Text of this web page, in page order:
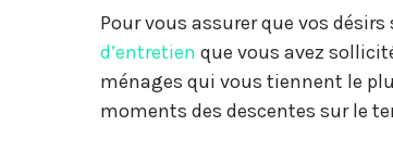
Pour vous assurer que vos
d’entretien que vous avez
ménages qui vous tiennent le
moments des descentes sur le